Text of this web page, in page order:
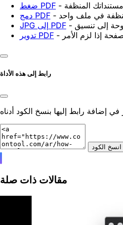
ضغط PDF
المنظفة
دمج PDF
في ملف واحد
JPG إلى PDF
تدوير PDF
إذا لزم الأمر
رابط إلى هذه الأداة
انسخ الكود
مقالات ذات صلة